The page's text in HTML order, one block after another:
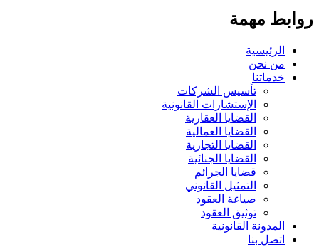
روابط مهمة
الرئيسية
من نحن
خدماتنا
تأسيس الشركات
الإستشارات القانونية
القضايا العقارية
القضايا العمالية
القضايا التجارية
القضايا الجنائية
قضايا الجرائم
التمثيل القانوني
صياغة العقود
توثيق العقود
المدونة القانونية
اتصل بنا